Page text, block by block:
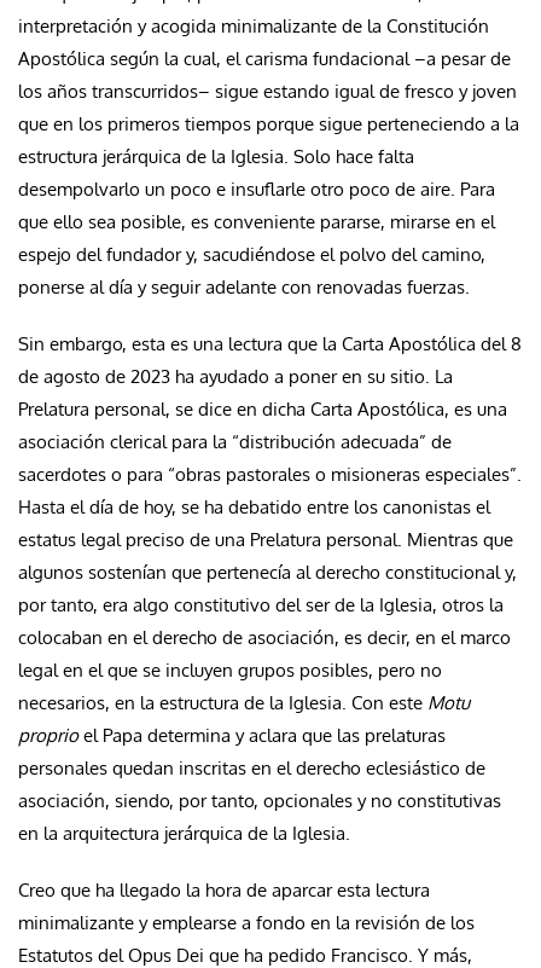
interpretación y acogida minimalizante de la Constitución
Apostólica según la cual, el carisma fundacional –a pesar de
los años transcurridos– sigue estando igual de fresco y joven
que en los primeros tiempos porque sigue perteneciendo a la
estructura jerárquica de la Iglesia. Solo hace falta
desempolvarlo un poco e insuflarle otro poco de aire. Para
que ello sea posible, es conveniente pararse, mirarse en el
espejo del fundador y, sacudiéndose el polvo del camino,
ponerse al día y seguir adelante con renovadas fuerzas.
Sin embargo, esta es una lectura que la Carta Apostólica del 8
de agosto de 2023 ha ayudado a poner en su sitio. La
Prelatura personal, se dice en dicha Carta Apostólica, es una
asociación clerical para la “distribución adecuada” de
sacerdotes o para “obras pastorales o misioneras especiales”.
Hasta el día de hoy, se ha debatido entre los canonistas el
estatus legal preciso de una Prelatura personal. Mientras que
algunos sostenían que pertenecía al derecho constitucional y,
por tanto, era algo constitutivo del ser de la Iglesia, otros la
colocaban en el derecho de asociación, es decir, en el marco
legal en el que se incluyen grupos posibles, pero no
necesarios, en la estructura de la Iglesia. Con este Motu
proprioel Papa determina y aclara que las prelaturas
personales quedan inscritas en el derecho eclesiástico de
asociación, siendo, por tanto, opcionales y no constitutivas
en la arquitectura jerárquica de la Iglesia.
Creo que ha llegado la hora de aparcar esta lectura
minimalizante y emplearse a fondo en la revisión de los
Estatutos del Opus Dei que ha pedido Francisco. Y más,